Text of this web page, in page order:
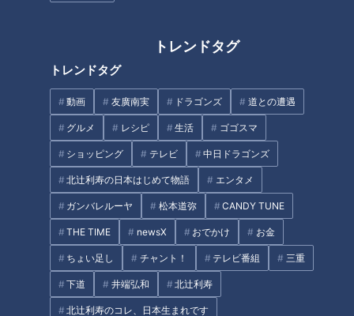
トレンドタグ
トレンドタグ
動画 友廣南実 ドラゴンズ 道との遭遇
グルメ レシピ 生活 ゴゴスマ
ショッピング テレビ 中日ドラゴンズ
北辻利寿の日本はじめて物語 エンタメ
ガンバレルーヤ 松本道弥 CANDY TUNE
THE TIME newsX おでかけ お金
ちょい足し チャント！ テレビ番組 三重
下道 井端弘和 北辻利寿
北辻利寿のコレ、日本生まれです
今すぐ行きたくなる！有名店が
新たに挑戦した新オープン店
界」がもっと便利になる専門店
ホイップクリームたっぷりの甘
いスパゲティ！？ 全国からお客
が集まる人気喫茶店の名物に驚
き！500円で食べられるバイキ
ング形式の食べ放題モーニング
カレーの「CoCo壱番屋」 噂
の“新タイプ”店がついに名古屋
上陸！東海地方の有名店が始め
た新業態を体験リポート